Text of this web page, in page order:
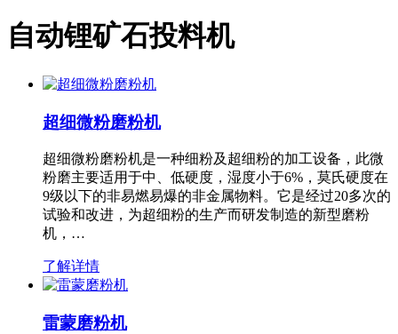
自动锂矿石投料机
超细微粉磨粉机
超细微粉磨粉机是一种细粉及超细粉的加工设备，此微
粉磨主要适用于中、低硬度，湿度小于6%，莫氏硬度在
9级以下的非易燃易爆的非金属物料。它是经过20多次的
试验和改进，为超细粉的生产而研发制造的新型磨粉
机，…
了解详情
雷蒙磨粉机